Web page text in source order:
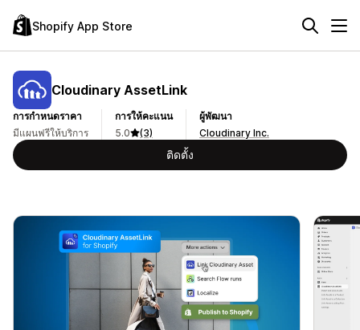
Shopify App Store
Cloudinary AssetLink
การกำหนดราคา
มีแผนฟรีให้บริการ
การให้คะแนน
5.0
(3)
ผู้พัฒนา
Cloudinary Inc.
ติดตั้ง